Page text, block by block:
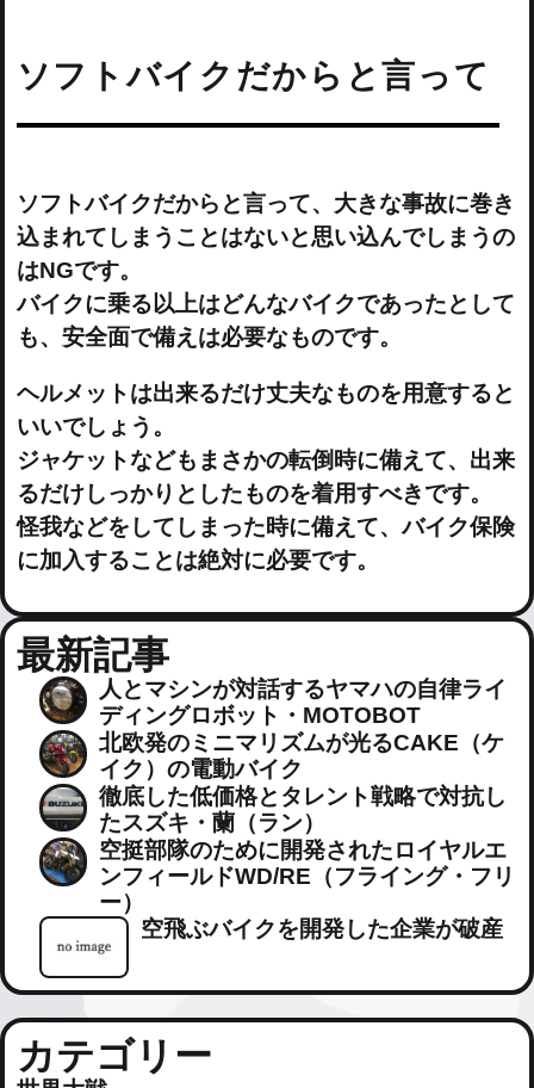
ソフトバイクだからと言って
ソフトバイクだからと言って、大きな事故に巻き
込まれてしまうことはないと思い込んでしまうの
はNGです。
バイクに乗る以上はどんなバイクであったとして
も、安全面で備えは必要なものです。
ヘルメットは出来るだけ丈夫なものを用意すると
いいでしょう。
ジャケットなどもまさかの転倒時に備えて、出来
るだけしっかりとしたものを着用すべきです。
怪我などをしてしまった時に備えて、バイク保険
に加入することは絶対に必要です。
最新記事
人とマシンが対話するヤマハの自律ライ
ディングロボット・MOTOBOT
北欧発のミニマリズムが光るCAKE（ケ
イク）の電動バイク
徹底した低価格とタレント戦略で対抗し
たスズキ・蘭（ラン）
空挺部隊のために開発されたロイヤルエ
ンフィールドWD/RE（フライング・フリ
ー）
空飛ぶバイクを開発した企業が破産
カテゴリー